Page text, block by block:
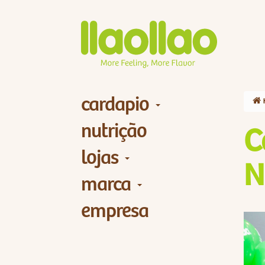
cardapio
nutrição
lojas
marca
empresa